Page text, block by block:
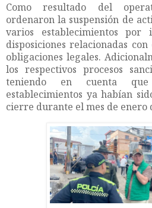
Como resultado del
ordenaron la suspensión de
varios establecimientos por
disposiciones relacionadas
obligaciones legales.
los respectivos procesos
teniendo en cuenta
establecimientos ya habían
cierre durante el mes de enero